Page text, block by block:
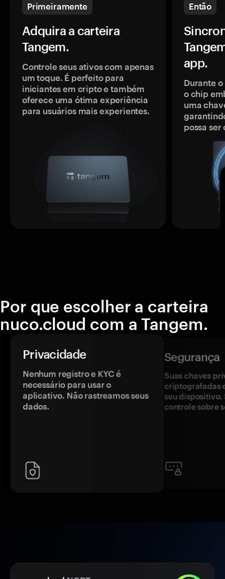
Primeiramente
Adquira a carteira
Tangem.
Controle seus ativos com apenas
um toque. É perfeito para
iniciantes em cripto e também
oferece uma ótima experiência
para usuários mais experientes.
Então
app.
Durante
o chip
uma
possa
Por que escolher a carteira
nuco.cloud com a Tangem.
Privacidade
Nenhum registro e KYC é
necessário para usar o
aplicativo. Não rastreamos seus
dados.
Segurança
Suas chaves
criptografadas
seu dispositivo.
controle sobre